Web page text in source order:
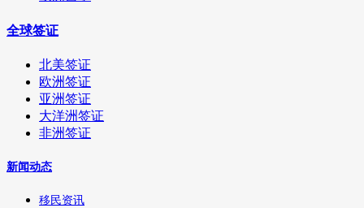
全球签证
北美签证
欧洲签证
亚洲签证
大洋洲签证
非洲签证
新闻动态
移民资讯